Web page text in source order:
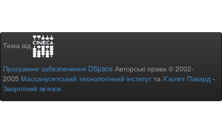
Тема від
Програмне забезпечення DSpace Авторські права © 2002-
2005 Массачусетський технологічний інститутта Х’юлет Пакард -
Зворотний зв’язок